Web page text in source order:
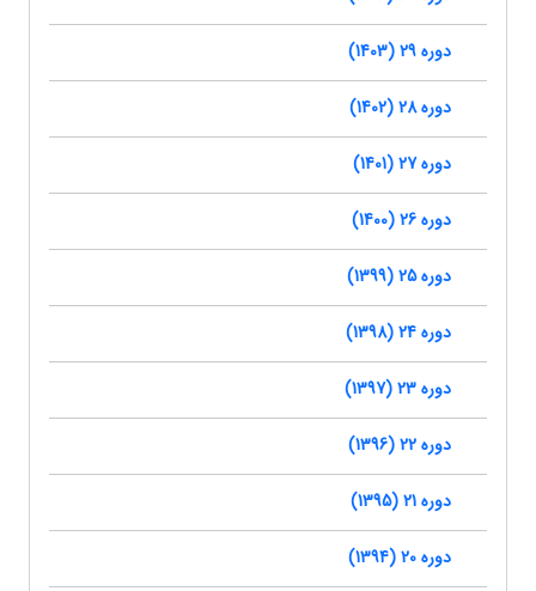
دوره 29 (1403)
دوره 28 (1402)
دوره 27 (1401)
دوره 26 (1400)
دوره 25 (1399)
دوره 24 (1398)
دوره 23 (1397)
دوره 22 (1396)
دوره 21 (1395)
دوره 20 (1394)